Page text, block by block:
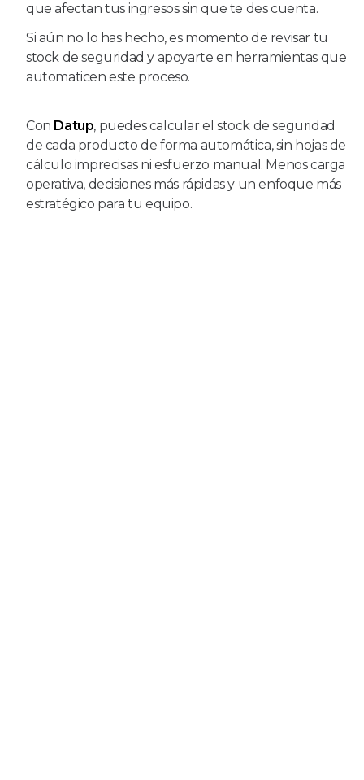
que afectan tus ingresos sin que te des cuenta.
Si aún no lo has hecho, es momento de revisar tu
stock de seguridad y apoyarte en herramientas que
automaticen este proceso.
Con Datup, puedes calcular el stock de seguridad
de cada producto de forma automática, sin hojas de
cálculo imprecisas ni esfuerzo manual. Menos carga
operativa, decisiones más rápidas y un enfoque más
estratégico para tu equipo.